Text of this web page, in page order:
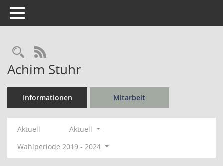
Toggle navigation
Rechercheauswahl
RSS-Feed
Achim Stuhr
Informationen Mitarbeit
Aktuell
Aktuell
Wahlperiode 2019 - 2024